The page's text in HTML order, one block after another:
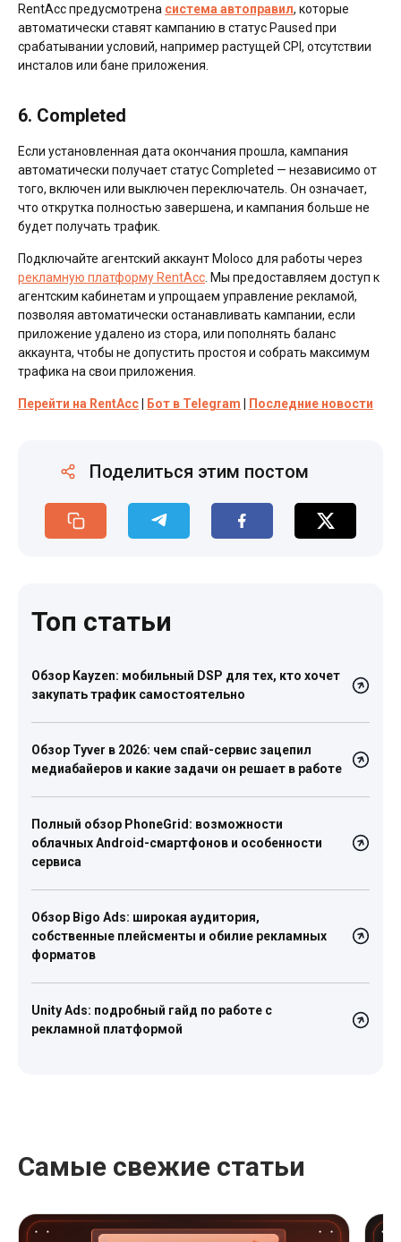
RentAcc предусмотрена система автоправил, которые
автоматически ставят кампанию в статус Paused при
срабатывании условий, например растущей CPI, отсутствии
инсталов или бане приложения.
6. Completed
Если установленная дата окончания прошла, кампания
автоматически получает статус Completed — независимо от
того, включен или выключен переключатель. Он означает,
что открутка полностью завершена, и кампания больше не
будет получать трафик.
Подключайте агентский аккаунт Moloco для работы через
рекламную платформу RentAcc . Мы предоставляем доступ к
агентским кабинетам и упрощаем управление рекламой,
позволяя автоматически останавливать кампании, если
приложение удалено из стора, или пополнять баланс
аккаунта, чтобы не допустить простоя и собрать максимум
трафика на свои приложения.
Перейти на RentAcc Бот в Telegram Последние новости
Поделиться этим постом
Топ статьи
Обзор Kayzen: мобильный DSP для тех, кто хочет
закупать трафик самостоятельно
Обзор Tyver в 2026: чем спай-сервис зацепил
медиабайеров и какие задачи он решает в работе
Полный обзор PhoneGrid: возможности
облачных Android-смартфонов и особенности
сервиса
Обзор Bigo Ads: широкая аудитория,
собственные плейсменты и обилие рекламных
форматов
Unity Ads: подробный гайд по работе с
рекламной платформой
Самые свежие статьи